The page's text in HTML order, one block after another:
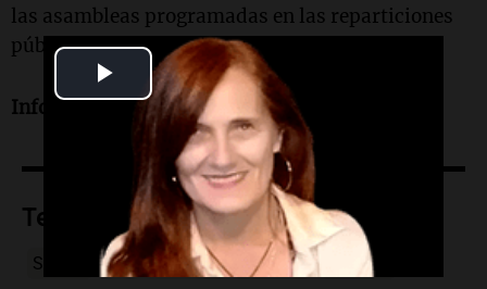
Play
Video
las asambleas programadas en las reparticiones
públicas.
Informe de Gonzalo Carrasquera.
Temas
Suoem Municipalidad Córdoba Bloqueo